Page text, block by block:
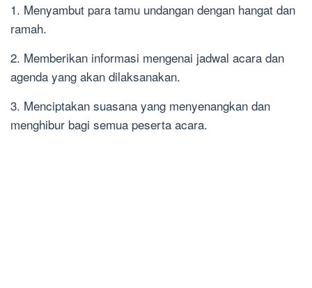
1. Menyambut para tamu undangan dengan hangat dan
ramah.
2. Memberikan informasi mengenai jadwal acara dan
agenda yang akan dilaksanakan.
3. Menciptakan suasana yang menyenangkan dan
menghibur bagi semua peserta acara.